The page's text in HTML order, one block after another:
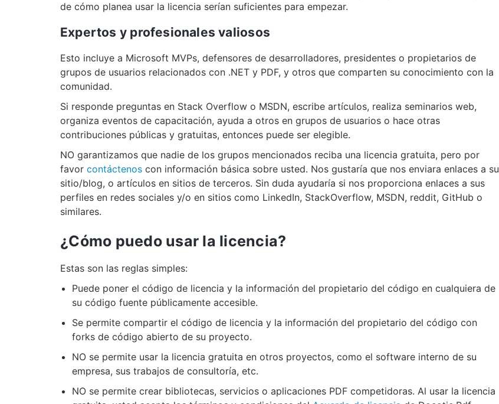
de cómo planea usar la licencia serían suficientes para empezar.
Expertos y profesionales valiosos
Esto incluye a Microsoft MVPs, defensores de desarrolladores, presidentes o propietarios de
grupos de usuarios relacionados con .NET y PDF, y otros que comparten su conocimiento con la
comunidad.
Si responde preguntas en Stack Overflow o MSDN, escribe artículos, realiza seminarios web,
organiza eventos de capacitación, ayuda a otros en grupos de usuarios o hace otras
contribuciones públicas y gratuitas, entonces puede ser elegible.
NO garantizamos que nadie de los grupos mencionados reciba una licencia gratuita, pero por
favor contáctenos con información básica sobre usted. Nos gustaría que nos enviara enlaces a su
sitio/blog, o artículos en sitios de terceros. Sin duda ayudaría si nos proporciona enlaces a sus
perfiles en redes sociales y/o en sitios como LinkedIn, StackOverflow, MSDN, reddit, GitHub o
similares.
¿Cómo puedo usar la licencia?
Estas son las reglas simples:
Puede poner el código de licencia y la información del propietario del código en cualquiera de
su código fuente públicamente accesible.
Se permite compartir el código de licencia y la información del propietario del código con
forks de código abierto de su proyecto.
NO se permite usar la licencia gratuita en otros proyectos, como el software interno de su
empresa, sus trabajos de consultoría, etc.
NO se permite crear bibliotecas, servicios o aplicaciones PDF competidoras. Al usar la licencia